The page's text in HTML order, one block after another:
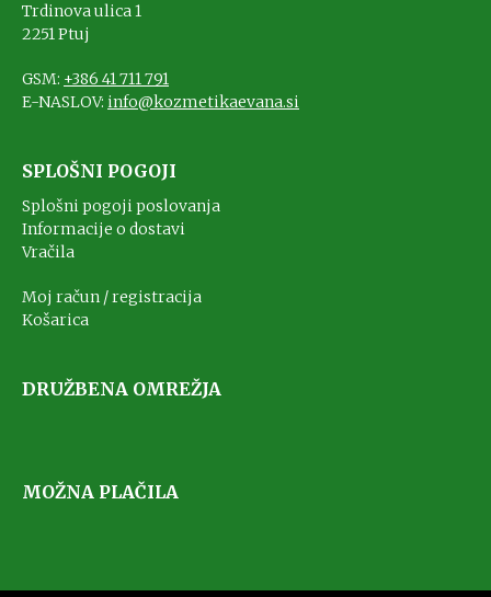
Trdinova ulica 1
2251 Ptuj
GSM: +386 41 711 791
E-NASLOV: info@kozmetikaevana.si
SPLOŠNI POGOJI
Splošni pogoji poslovanja
Informacije o dostavi
Vračila
Moj račun / registracija
Košarica
DRUŽBENA OMREŽJA
MOŽNA PLAČILA